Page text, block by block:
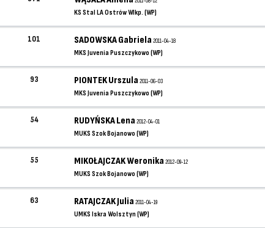
KS Stal LA Ostrów Wlkp. (WP)
101 SADOWSKA Gabriela2011-04-18
MKS Juvenia Puszczykowo (WP)
93 PIONTEK Urszula2011-06-03
MKS Juvenia Puszczykowo (WP)
54 RUDYŃSKA Lena2012-04-01
MUKS Szok Bojanowo (WP)
55 MIKOŁAJCZAK Weronika2012-09-12
MUKS Szok Bojanowo (WP)
63 RATAJCZAK Julia2011-04-19
UMKS Iskra Wolsztyn (WP)